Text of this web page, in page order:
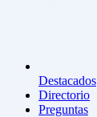
Destacados
Directorio
Preguntas